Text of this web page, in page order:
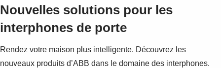
Nouvelles solutions pour les
interphones de porte
Rendez votre maison plus intelligente. Découvrez les
nouveaux produits d’ABB dans le domaine des interphones.